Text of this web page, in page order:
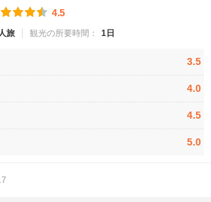
4.5
旅 観光の所要時間： 1日
3.5
4.0
4.5
5.0